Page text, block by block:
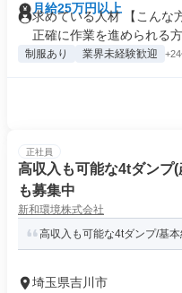
月給25万円以上
求めている人材 【こんな
正確に作業を進められる方
制服あり 業界未経験歓迎
正社員
高収入も可能な4tダンプ
も募集中
新和環境株式会社
高収入も可能な4tダンプ/基
埼玉県吉川市